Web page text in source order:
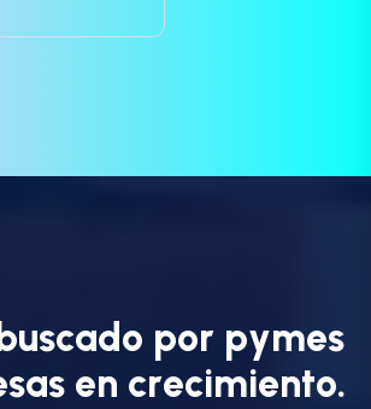
buscado por pymes
sas en crecimiento.